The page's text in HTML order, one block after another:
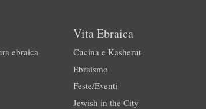
ebraica
Vita Ebraica
Cucina e Kasherut
Ebraismo
Feste/Eventi
Jewish in the City